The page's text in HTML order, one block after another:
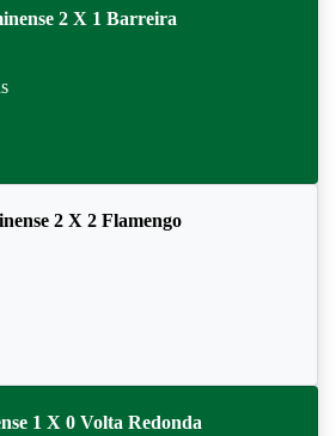
2 X 1 Barreira
2 X 2 Flamengo
1 X 0 Volta Redonda